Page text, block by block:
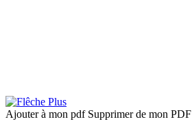
Ajouter à mon pdf Supprimer de mon PDF